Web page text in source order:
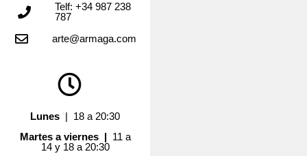
Telf: +34 987 238
787
arte@armaga.com
Lunes | 18 a 20:30
Martes a viernes | 11 a
14 y 18 a 20:30